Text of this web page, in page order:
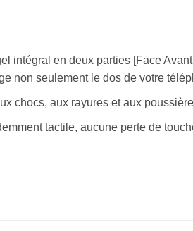
intégral en deux parties [Face
non seulement le dos de votre
chocs, aux rayures et aux
tactile, aucune perte de